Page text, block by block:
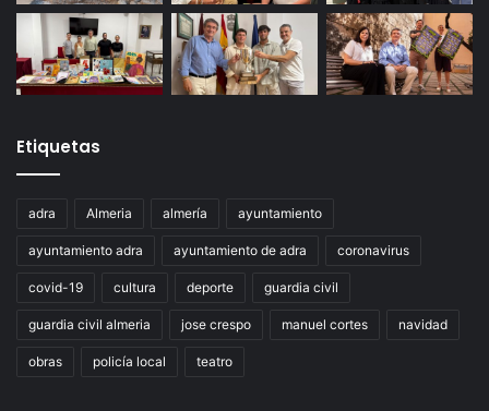
Etiquetas
adra Almeria almería ayuntamiento
ayuntamiento adra ayuntamiento de adra coronavirus
covid-19 cultura deporte guardia civil
guardia civil almeria jose crespo manuel cortes navidad
obras policía local teatro